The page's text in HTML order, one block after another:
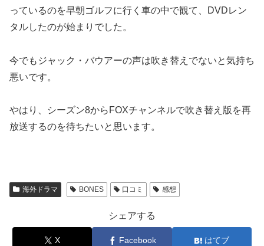
っているのを早朝ゴルフに行く車の中で観て、DVDレン
タルしたのが始まりでした。
今でもジャック・バウアーの声は吹き替えでないと気持ち
悪いです。
やはり、シーズン8からFOXチャンネルで吹き替え版を再
放送するのを待ちたいと思います。
海外ドラマ BONES 口コミ 感想
シェアする
X Facebook はてブ